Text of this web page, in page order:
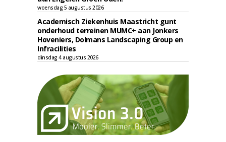
woensdag 5 augustus 2026
Academisch Ziekenhuis Maastricht gunt
onderhoud terreinen MUMC+ aan Jonkers
Hoveniers, Dolmans Landscaping Group en
Infracilities
dinsdag 4 augustus 2026